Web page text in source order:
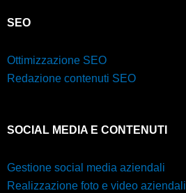
SEO
Ottimizzazione SEO
Redazione contenuti SEO
SOCIAL MEDIA E CONTENUTI
Gestione social media aziendali
Realizzazione foto e video aziendali